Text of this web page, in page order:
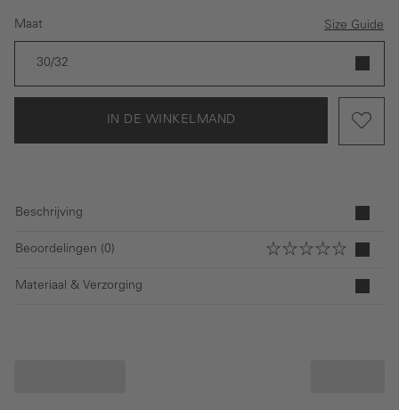
Maat Size Guide
30/32
IN DE WINKELMAND
Beschrijving
Beoordelingen (0)
Materiaal & Verzorging